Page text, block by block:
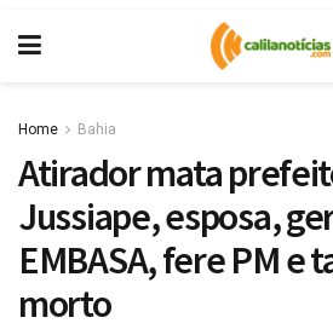
Home Bahia
Atirador mata
Jussiape, esposa,
EMBASA, fere PM e
morto